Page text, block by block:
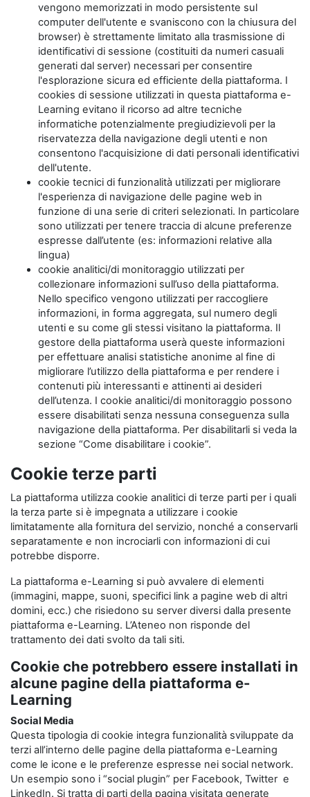
vengono memorizzati in modo persistente sul
computer dell'utente e svaniscono con la chiusura del
browser) è strettamente limitato alla trasmissione di
identificativi di sessione (costituiti da numeri casuali
generati dal server) necessari per consentire
l'esplorazione sicura ed efficiente della piattaforma. I
cookies di sessione utilizzati in questa piattaforma e-
Learning evitano il ricorso ad altre tecniche
informatiche potenzialmente pregiudizievoli per la
riservatezza della navigazione degli utenti e non
consentono l'acquisizione di dati personali identificativi
dell'utente.
cookie tecnici di funzionalità utilizzati per migliorare
l'esperienza di navigazione delle pagine web in
funzione di una serie di criteri selezionati. In particolare
sono utilizzati per tenere traccia di alcune preferenze
espresse dall’utente (es: informazioni relative alla
lingua)
cookie analitici/di monitoraggio utilizzati per
collezionare informazioni sull’uso della piattaforma.
Nello specifico vengono utilizzati per raccogliere
informazioni, in forma aggregata, sul numero degli
utenti e su come gli stessi visitano la piattaforma. Il
gestore della piattaforma userà queste informazioni
per effettuare analisi statistiche anonime al fine di
migliorare l’utilizzo della piattaforma e per rendere i
contenuti più interessanti e attinenti ai desideri
dell’utenza. I cookie analitici/di monitoraggio possono
essere disabilitati senza nessuna conseguenza sulla
navigazione della piattaforma. Per disabilitarli si veda la
sezione “Come disabilitare i cookie”.
Cookie terze parti
La piattaforma utilizza cookie analitici di terze parti per i quali
la terza parte si è impegnata a utilizzare i cookie
limitatamente alla fornitura del servizio, nonché a conservarli
separatamente e non incrociarli con informazioni di cui
potrebbe disporre.
La piattaforma e-Learning si può avvalere di elementi
(immagini, mappe, suoni, specifici link a pagine web di altri
domini, ecc.) che risiedono su server diversi dalla presente
piattaforma e-Learning. L’Ateneo non risponde del
trattamento dei dati svolto da tali siti.
Cookie che potrebbero essere installati in
alcune pagine della piattaforma e-
Learning
Social Media
Questa tipologia di cookie integra funzionalità sviluppate da
terzi all’interno delle pagine della piattaforma e-Learning
come le icone e le preferenze espresse nei social network.
Un esempio sono i “social plugin” per Facebook, Twitter e
LinkedIn. Si tratta di parti della pagina visitata generate